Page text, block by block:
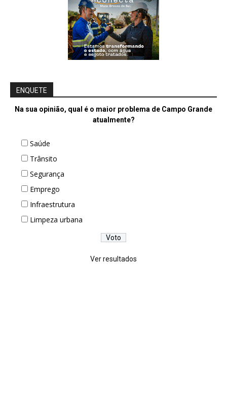
ENQUETE
Na sua opinião, qual é o maior problema de Campo Grande
atualmente?
Saúde
Trânsito
Segurança
Emprego
Infraestrutura
Limpeza urbana
Ver resultados